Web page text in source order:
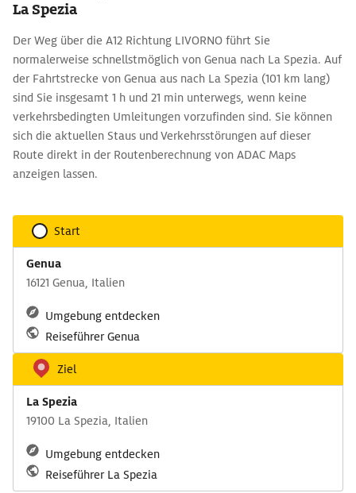
La Spezia
Der Weg über die A12 Richtung LIVORNO führt Sie
normalerweise schnellstmöglich von Genua nach La Spezia. Auf
der Fahrtstrecke von Genua aus nach La Spezia (101 km lang)
sind Sie insgesamt 1 h und 21 min unterwegs, wenn keine
verkehrsbedingten Umleitungen vorzufinden sind. Sie können
sich die aktuellen Staus und Verkehrsstörungen auf dieser
Route direkt in der Routenberechnung von ADAC Maps
anzeigen lassen.
Start
Genua
16121 Genua, Italien
Umgebung entdecken
Reiseführer Genua
Ziel
La Spezia
19100 La Spezia, Italien
Umgebung entdecken
Reiseführer La Spezia